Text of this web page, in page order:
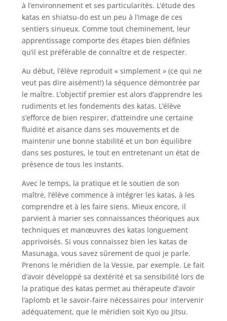
à l’environnement et ses particularités. L’étude des
katas en shiatsu-do est un peu à l’image de ces
sentiers sinueux. Comme tout cheminement, leur
apprentissage comporte des étapes bien définies
qu’il est préférable de connaître et de respecter.
Au début, l’élève reproduit « simplement » (ce qui ne
veut pas dire aisément!) la séquence démontrée par
le maître. L’objectif premier est alors d’apprendre les
rudiments et les fondements des katas. L’élève
s’efforce de bien respirer, d’atteindre une certaine
fluidité et aisance dans ses mouvements et de
maintenir une bonne stabilité et un bon équilibre
dans ses postures, le tout en entretenant un état de
présence de tous les instants.
Avec le temps, la pratique et le soutien de son
maître, l’élève commence à intégrer les katas, à les
comprendre et à les faire siens. Mieux encore, il
parvient à marier ses connaissances théoriques aux
techniques et manœuvres des katas longuement
apprivoisés. Si vous connaissez bien les katas de
Masunaga, vous savez sûrement de quoi je parle.
Prenons le méridien de la Vessie, par exemple. Le fait
d’avoir développé sa dextérité et sa sensibilité lors de
la pratique des katas permet au thérapeute d’avoir
l’aplomb et le savoir-faire nécessaires pour intervenir
adéquatement, que le méridien soit Kyo ou Jitsu.